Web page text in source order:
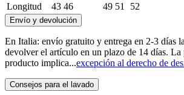
Longitud
43 46 49 51 52
Envío y devolución
En Italia: envío gratuito y entrega en 2-3 días
devolver el artículo en un plazo de 14 días. La
producto implica...excepción al derecho de
Consejos para el lavado